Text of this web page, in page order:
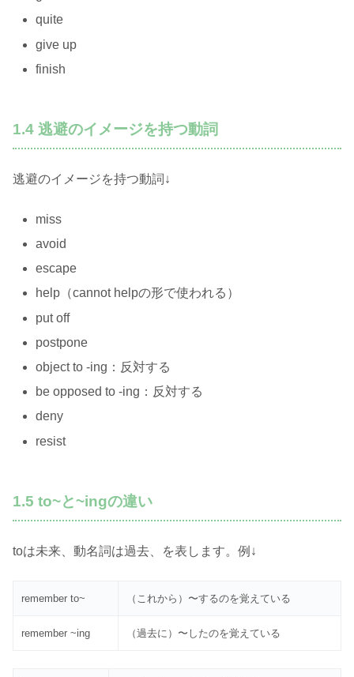
quite
give up
finish
1.4 逃避のイメージを持つ動詞
逃避のイメージを持つ動詞↓
miss
avoid
escape
help（cannot helpの形で使われる）
put off
postpone
object to -ing：反対する
be opposed to -ing：反対する
deny
resist
1.5 to~と~ingの違い
toは未来、動名詞は過去、を表します。例↓
remember to~ （これから）〜するのを覚えている
remember ~ing （過去に）〜したのを覚えている